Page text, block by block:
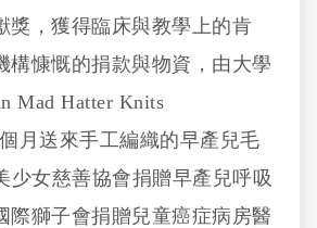
獎，獲得臨床與教學上的肯
構慷慨的捐款與物資，由大學
Mad Hatter Knits
月送來手工編織的早產兒毛
少女慈善協會捐贈早產兒呼吸
際獅子會捐贈兒童癌症病房醫